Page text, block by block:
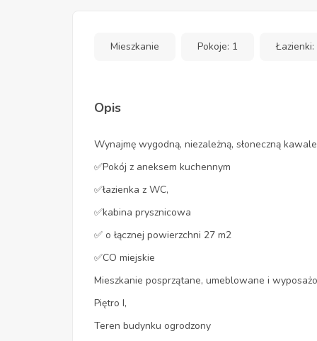
Mieszkanie Pokoje: 1 Łazienki:
Opis
Wynajmę wygodną, niezależną, słoneczną
✅Pokój z aneksem kuchennym
✅łazienka z WC,
✅kabina prysznicowa
✅ o łącznej powierzchni 27 m2
✅CO miejskie
Mieszkanie posprzątane, umeblowane i
Piętro I,
Teren budynku ogrodzony